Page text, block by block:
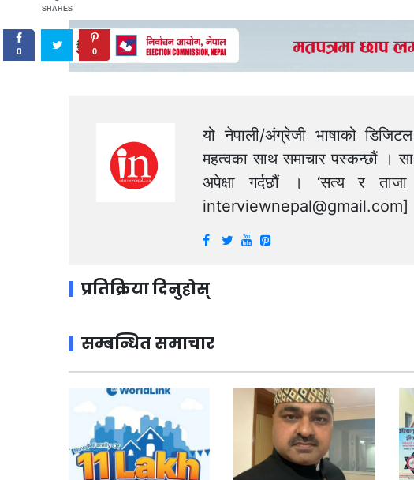
यो नेपाली/अंग्रेजी भाषाको
महत्वका साथ समाचार पस्कन्छौं ।
अपेक्षा गर्दछौं । ‘सत्य र
interviewnepal@gmail.com]
प्रतिक्रिया दिनुहोस्
सम्बन्धित समाचार
SHARES
0 0